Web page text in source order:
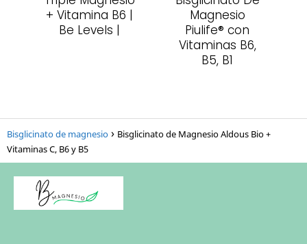
+ Vitamina B6 |
Be Levels |
Magnesio
Piulife® con
Vitaminas B6,
B5, B1
Bisglicinato de magnesio
Bisglicinato de Magnesio Aldous Bio +
Vitaminas C, B6 y B5